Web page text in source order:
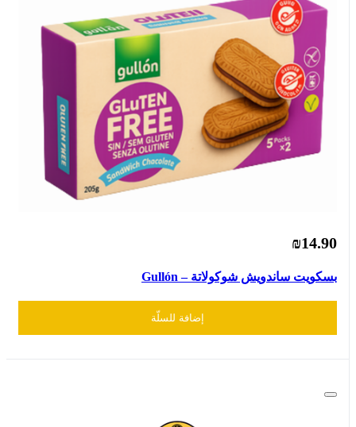
₪14.90
بسكويت ساندويش شوكولاتة – Gullón
إضافة للسلّة